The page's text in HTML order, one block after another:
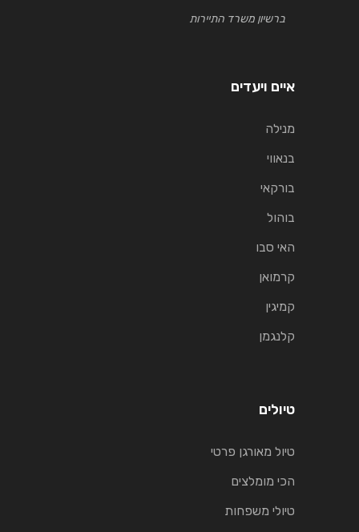
ברשיון משרד התיירות
איים ויעדים
מנילה
בנאווי
בורקאי
בוהול
האי סבו
קרמואן
קמיגין
קלנגמן
טיולים
טיול מאורגן פרטי
הכי מומלצים
טיולי משפחות